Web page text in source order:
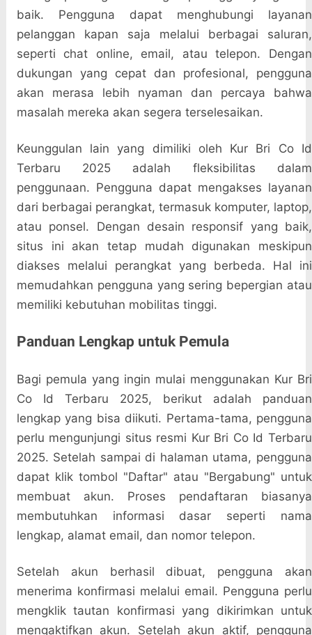
baik. Pengguna dapat menghubungi layanan
pelanggan kapan saja melalui berbagai saluran,
seperti chat online, email, atau telepon. Dengan
dukungan yang cepat dan profesional, pengguna
akan merasa lebih nyaman dan percaya bahwa
masalah mereka akan segera terselesaikan.
Keunggulan lain yang dimiliki oleh Kur Bri Co Id
Terbaru 2025 adalah fleksibilitas dalam
penggunaan. Pengguna dapat mengakses layanan
dari berbagai perangkat, termasuk komputer, laptop,
atau ponsel. Dengan desain responsif yang baik,
situs ini akan tetap mudah digunakan meskipun
diakses melalui perangkat yang berbeda. Hal ini
memudahkan pengguna yang sering bepergian atau
memiliki kebutuhan mobilitas tinggi.
Panduan Lengkap untuk Pemula
Bagi pemula yang ingin mulai menggunakan Kur Bri
Co Id Terbaru 2025, berikut adalah panduan
lengkap yang bisa diikuti. Pertama-tama, pengguna
perlu mengunjungi situs resmi Kur Bri Co Id Terbaru
2025. Setelah sampai di halaman utama, pengguna
dapat klik tombol "Daftar" atau "Bergabung" untuk
membuat akun. Proses pendaftaran biasanya
membutuhkan informasi dasar seperti nama
lengkap, alamat email, dan nomor telepon.
Setelah akun berhasil dibuat, pengguna akan
menerima konfirmasi melalui email. Pengguna perlu
mengklik tautan konfirmasi yang dikirimkan untuk
mengaktifkan akun. Setelah akun aktif, pengguna